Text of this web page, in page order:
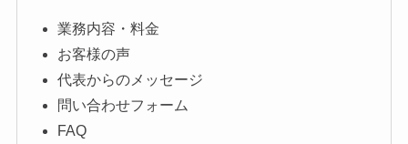
業務内容・料金
お客様の声
代表からのメッセージ
問い合わせフォーム
FAQ